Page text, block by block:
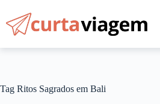
conteúdo
Tag Ritos Sagrados em Bali